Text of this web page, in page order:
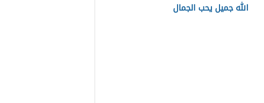
الله جميل يحب الجمال